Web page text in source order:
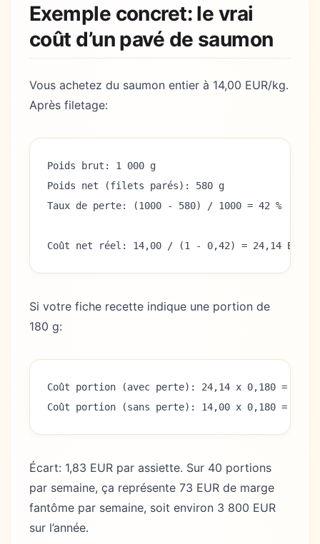
Exemple concret: le vrai
coût d’un pavé de saumon
Vous achetez du saumon entier à 14,00 EUR/kg.
Après filetage:
Poids brut: 1 000 g
Poids net (filets parés): 580 g
Taux de perte: (1000 - 580) / 1000 = 42 %
Coût net réel: 14,00 / (1 - 0,42) = 24,14 EUR/
Si votre fiche recette indique une portion de
180 g:
Coût portion (avec perte): 24,14 x 0,180 = 4,35
Coût portion (sans perte): 14,00 x 0,180 = 2,52
Écart: 1,83 EUR par assiette. Sur 40 portions
par semaine, ça représente 73 EUR de marge
fantôme par semaine, soit environ 3 800 EUR
sur l’année.